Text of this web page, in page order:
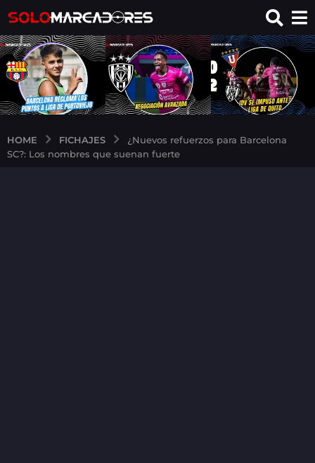
HOME FICHAJES
¿Nuevos refuerzos para Barcelona
SC?: Los nombres que suenan fuerte